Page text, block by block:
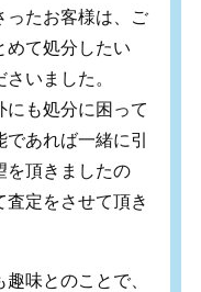
ったお客様は、ご
めて処分したい
いました。
にも処分に困って
あれば一緒に引
を頂きましたの
定をさせて頂き
味とのことで、